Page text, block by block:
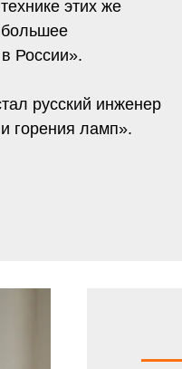
этих же
России».
русский инженер
горения ламп».